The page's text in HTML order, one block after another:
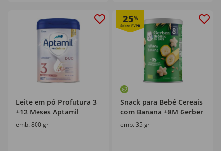
Leite em pó Profutura 3
+12 Meses Aptamil
emb. 800 gr
25%
Snack para Bebé Cereais
com Banana +8M Gerber
emb. 35 gr